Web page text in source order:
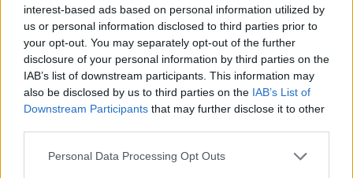
interest-based ads based on personal information utilized by
us or personal information disclosed to third parties prior to
your opt-out. You may separately opt-out of the further
disclosure of your personal information by third parties on the
IAB’s list of downstream participants. This information may
also be disclosed by us to third parties on the IAB’s List of
Downstream Participants that may further disclose it to other
Please note that this website/app uses one or more Google
Personal Data Processing Opt Outs
ΚΕΙΤΙ ΠΕΡΙ